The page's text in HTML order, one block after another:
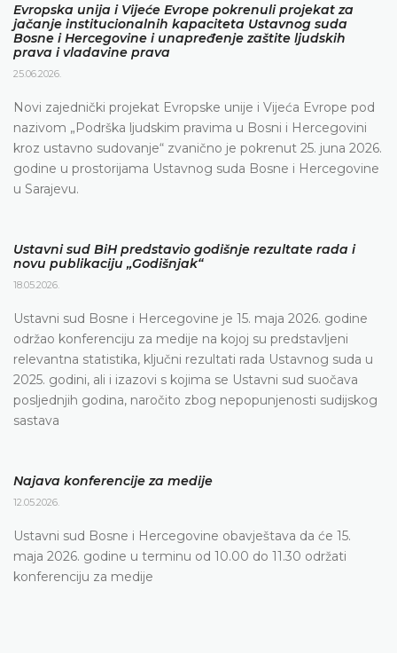
Evropska unija i Vijeće Evrope pokrenuli projekat za
jačanje institucionalnih kapaciteta Ustavnog suda
Bosne i Hercegovine i unapređenje zaštite ljudskih
prava i vladavine prava
25.06.2026.
Novi zajednički projekat Evropske unije i Vijeća Evrope pod
nazivom „Podrška ljudskim pravima u Bosni i Hercegovini
kroz ustavno sudovanje“ zvanično je pokrenut 25. juna 2026.
godine u prostorijama Ustavnog suda Bosne i Hercegovine
u Sarajevu.
Ustavni sud BiH predstavio godišnje rezultate rada i
novu publikaciju „Godišnjak“
18.05.2026.
Ustavni sud Bosne i Hercegovine je 15. maja 2026. godine
održao konferenciju za medije na kojoj su predstavljeni
relevantna statistika, ključni rezultati rada Ustavnog suda u
2025. godini, ali i izazovi s kojima se Ustavni sud suočava
posljednjih godina, naročito zbog nepopunjenosti sudijskog
sastava
Najava konferencije za medije
12.05.2026.
Ustavni sud Bosne i Hercegovine obavještava da će 15.
maja 2026. godine u terminu od 10.00 do 11.30 održati
konferenciju za medije